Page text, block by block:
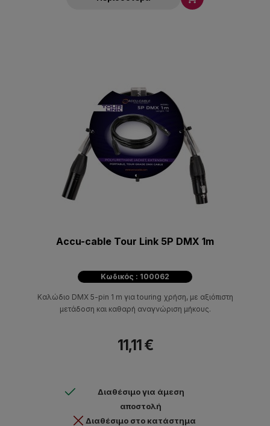
Accu-cable Tour Link 5P DMX 1m
Κωδικός : 100062
Καλώδιο DMX 5-pin 1 m για touring χρήση, με αξιόπιστη
μετάδοση και καθαρή αναγνώριση μήκους.
11,11 €
Διαθέσιμο για άμεση
αποστολή
Διαθέσιμο στο κατάστημα